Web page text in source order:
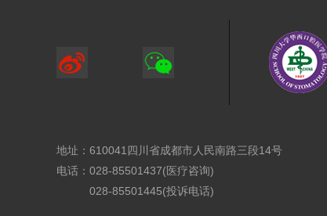
地址：610041四川省成都市人民南路三段14号
电话：028-85501437(医疗咨询)
028-85501445(投诉电话)